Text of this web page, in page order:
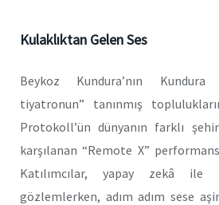
Kulaklıktan Gelen Ses
Beykoz Kundura’nın Kundura
tiyatronun” tanınmış
Protokoll’ün dünyanın farklı
karşılanan “Remote X”
Katılımcılar, yapay zekâ ile
gözlemlerken, adım adım sese